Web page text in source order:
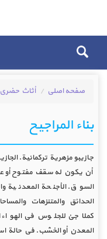
صفحه اصلی أثاث حضري
بناء المراجيح
جازيبو مزهرية تركمانية.
أن يكون له سقف مفتوح أو
السوق. الأجنحة المعدنية
الحدائق والمتنزهات
كملاجئ للجلوس في
المعدن أو الخشب. في حالة